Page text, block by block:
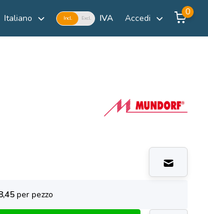
Italiano Incl. Excl. IVA Accedi
0
per pezzo